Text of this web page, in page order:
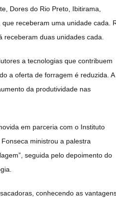
Dores do Rio Preto, Ibitirama,
receberam uma unidade cada.
duas unidades cada.
a tecnologias que contribuem
a oferta de forragem é reduzida. A
da produtividade nas
em parceria com o Instituto
ministrou a palestra
seguida pelo depoimento do
conhecendo as